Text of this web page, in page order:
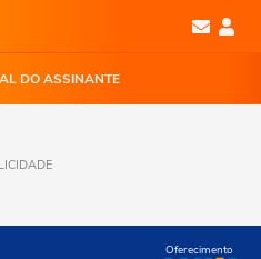
DO ASSINANTE
Oferecimento